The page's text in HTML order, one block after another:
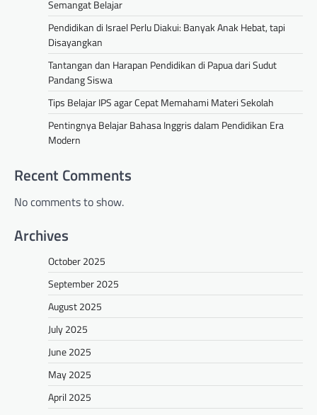
Semangat Belajar
Pendidikan di Israel Perlu Diakui: Banyak Anak Hebat, tapi
Disayangkan
Tantangan dan Harapan Pendidikan di Papua dari Sudut
Pandang Siswa
Tips Belajar IPS agar Cepat Memahami Materi Sekolah
Pentingnya Belajar Bahasa Inggris dalam Pendidikan Era
Modern
Recent Comments
No comments to show.
Archives
October 2025
September 2025
August 2025
July 2025
June 2025
May 2025
April 2025